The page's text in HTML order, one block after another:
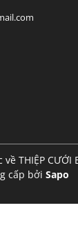
THIỆP CƯỚI
cấp bởi Sapo